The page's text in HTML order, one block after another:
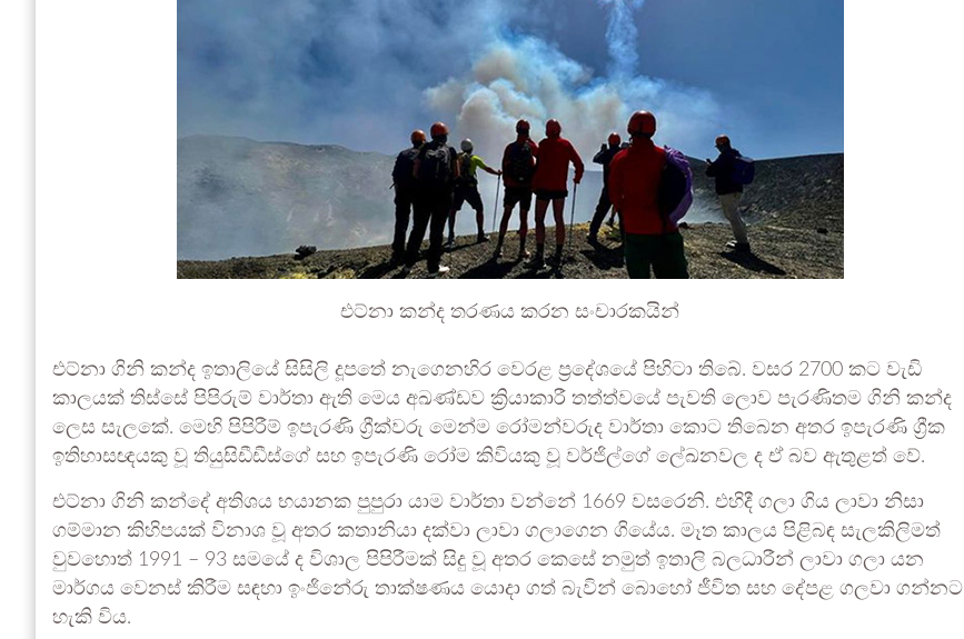
එට්නා කන්ද තරණය කරන සංචාරකයින්
එට්නා ගිනි කන්ද ඉතාලියේ සිසිලි දූපතේ නැගෙනහිර වෙරළ ප්‍රදේශයේ පිහිටා තිබේ. වසර 2700 කට වැඩි
කාලයක් තිස්සේ පිපිරුම් වාර්තා ඇති මෙය අඛණ්ඩව ක්‍රියාකාරී තත්ත්වයේ පැවති ලොව පැරණිතම ගිනි කන්ද
ලෙස සැලකේ. මෙහි පිපිරීම් ඉපැරණි ග්‍රීක්වරු මෙන්ම රෝමන්වරුද වාර්තා කොට තිබෙන අතර ඉපැරණි ග්‍රීක
ඉතිහාසඥයකු වූ තියුසිඩීඩීස්ගේ සහ ඉපැරණි රෝම කිවියකු වූ වර්ජිල්ගේ ලේඛනවල ද ඒ බව ඇතුළත් වේ.
එට්නා ගිනි කන්දේ අතිශය භයානක පුපුරා යාම වාර්තා වන්නේ 1669 වසරෙනි. එහිදී ගලා ගිය ලාවා නිසා
ගම්මාන කිහිපයක් විනාශ වූ අතර කතානියා දක්වා ලාවා ගලාගෙන ගියේය. මෑත කාලය පිළිබඳ සැලකිලිමත්
වුවහොත් 1991 – 93 සමයේ ද විශාල පිපිරීමක් සිදු වූ අතර කෙසේ නමුත් ඉතාලි බලධාරීන් ලාවා ගලා යන
මාර්ගය වෙනස් කිරීම සඳහා ඉංජිනේරු තාක්ෂණය යොදා ගත් බැවින් බොහෝ ජීවිත සහ දේපළ ගලවා ගන්නට
හැකි විය.